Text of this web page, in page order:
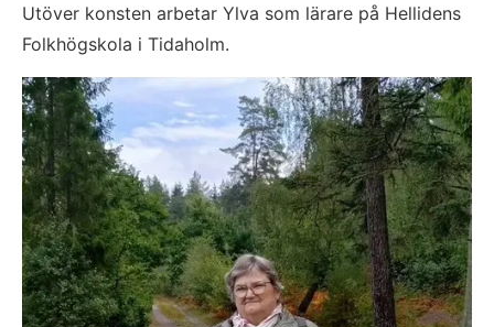
Utöver konsten arbetar Ylva som lärare på Hellidens
Folkhögskola i Tidaholm.